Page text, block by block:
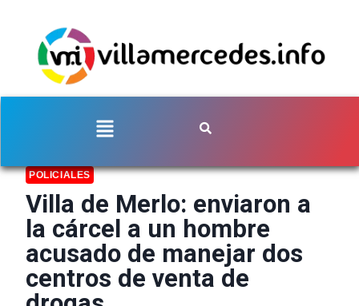
POLICIALES
Villa de Merlo: enviaron a
la cárcel a un hombre
acusado de manejar dos
centros de venta de